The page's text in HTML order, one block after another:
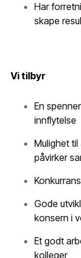
Har
skape
Vi tilbyr
En
innflytelse
Mulighet
påvirker
Gode
konsern i
Et godt
kolleger